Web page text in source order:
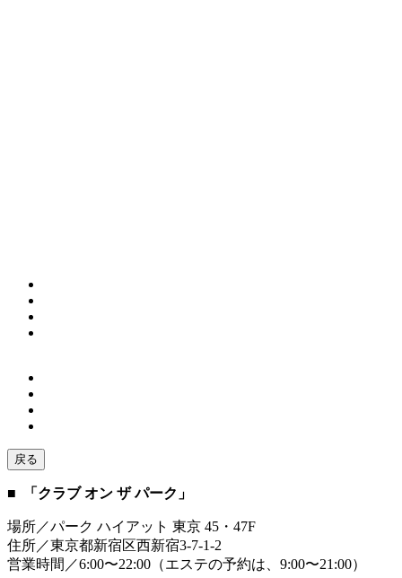
戻る
■ 「クラブ オン ザ パーク」
場所／パーク ハイアット 東京 45・47F
住所／東京都新宿区西新宿3-7-1-2
営業時間／6:00〜22:00（エステの予約は、9:00〜21:00）